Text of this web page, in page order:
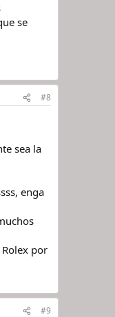
se
#8
sea la
enga
por
#9